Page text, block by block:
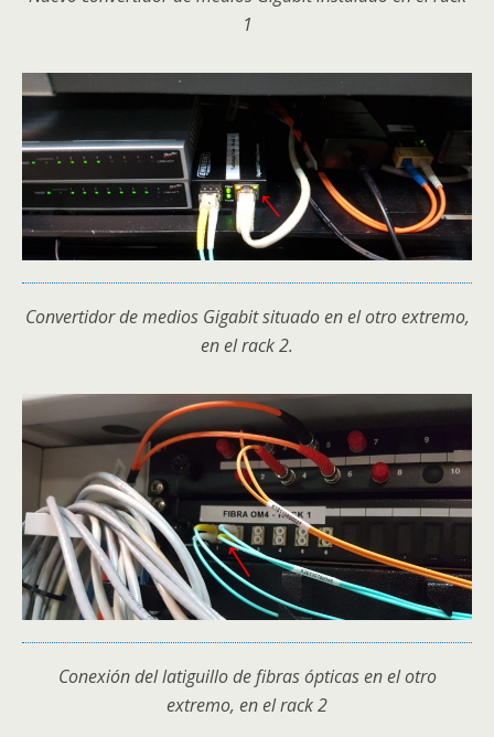
1
Convertidor de medios Gigabit situado en el otro extremo,
en el rack 2.
Conexión del latiguillo de fibras ópticas en el otro
extremo, en el rack 2